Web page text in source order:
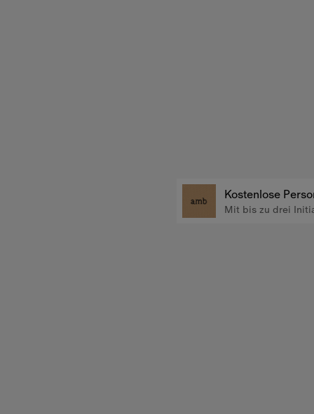
Kostenlose
Mit bis zu drei